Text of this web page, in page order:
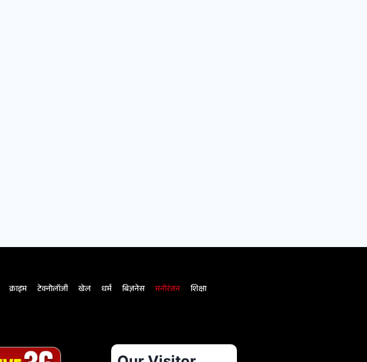
क्राइम टेक्नोलॉजी खेल धर्म बिज़नेस मनोरंजन शिक्षा